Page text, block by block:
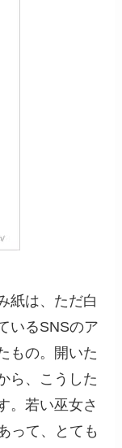
紙は、ただ白
いるSNSのア
もの。開いた
ら、こうした
。若い巫女さ
って、とても